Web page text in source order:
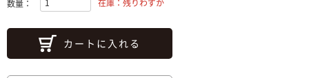
数量： 在庫：残りわずか
カートに入れる